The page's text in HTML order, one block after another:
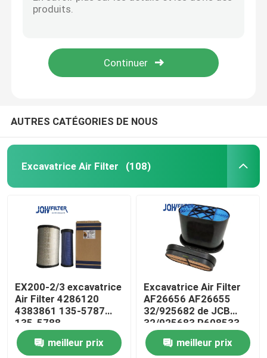
Filtre hydraulique d'excavatrice
Séparateur d'eau de carburant
Filtre Komatsu
Excavatrice Filters de Hitachi
Diesel Filter
Filtre de Doosan
AUTRES CATÉGORIES DE NOUS
Excavatrice Air Filter (108)
EX200-2/3 excavatrice
Air Filter 4286120
4383861 135-5787
135-5788
meilleur prix
Excavatrice Air Filter
AF26656 AF26655
32/925682 de JCB
32/925683 P608533
meilleur prix